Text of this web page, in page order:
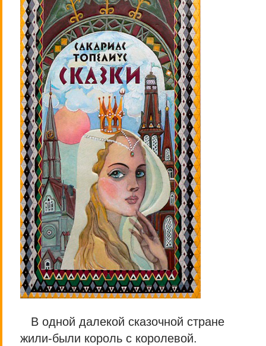
В одной далекой сказочной стране
жили-были король с королевой.